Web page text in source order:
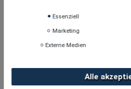
Essenziell
Marketing
Externe Medien
Alle